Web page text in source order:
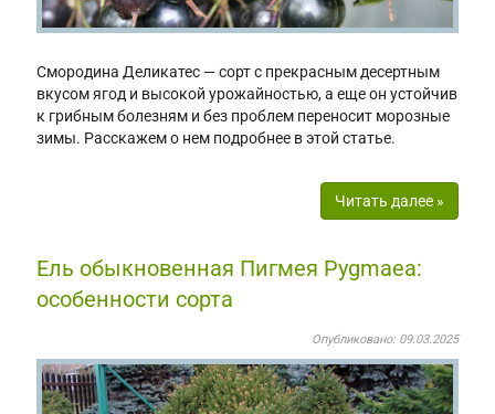
Смородина Деликатес — сорт с прекрасным десертным
вкусом ягод и высокой урожайностью, а еще он устойчив
к грибным болезням и без проблем переносит морозные
зимы. Расскажем о нем подробнее в этой статье.
Читать далее »
Ель обыкновенная Пигмея Pygmaea:
особенности сорта
Опубликовано: 09.03.2025